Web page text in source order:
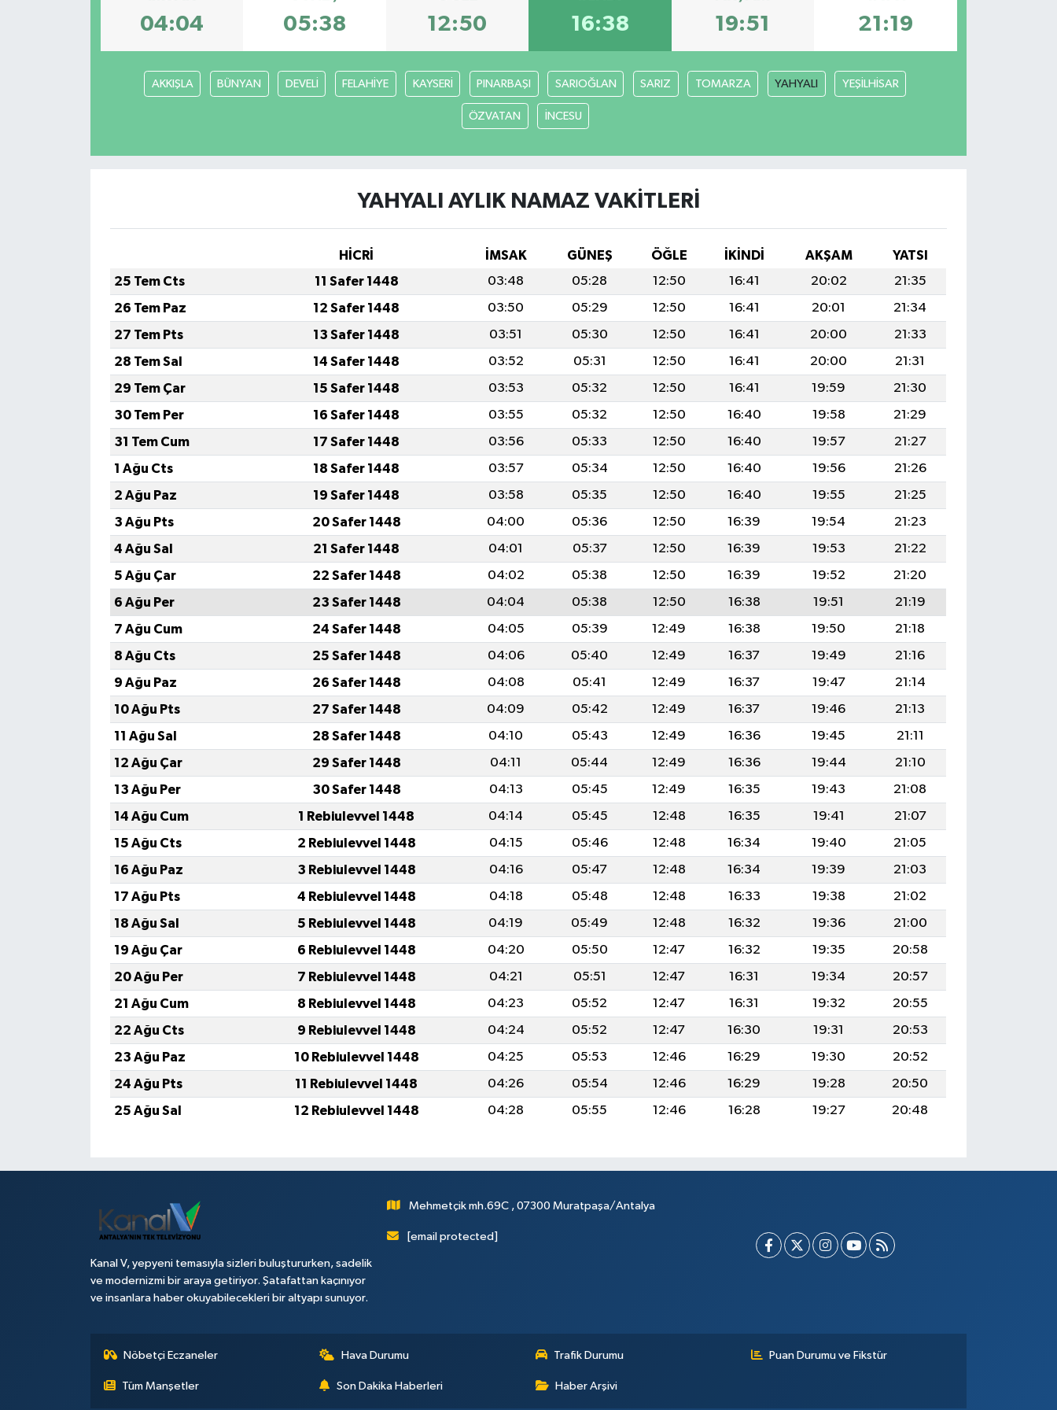
04:04 05:38 12:50 16:38 19:51 21:19
AKKIŞLA BÜNYAN DEVELİ FELAHİYE KAYSERİ PINARBAŞI SARIOĞLAN SARIZ TOMARZA YAHYALI YEŞİLHİSAR
ÖZVATAN İNCESU
YAHYALI AYLIK NAMAZ VAKITLERI
HİCRİ İMSAK GÜNEŞ ÖĞLE İKINDI AKŞAM
YATSI
25 Tem Cts
11 Safer 1448 03:48 05:28 12:50 16:41 20:02
21:35
26 Tem Paz
12 Safer 1448 03:50 05:29 12:50 16:41 20:01
21:34
27 Tem Pts
13 Safer 1448 03:51 05:30 12:50 16:41 20:00
21:33
28 Tem Sal
14 Safer 1448 03:52 05:31 12:50 16:41 20:00
21:31
29 Tem Çar
15 Safer 1448 03:53 05:32 12:50 16:41 19:59
21:30
30 Tem Per
16 Safer 1448 03:55 05:32 12:50 16:40 19:58
21:29
31 Tem Cum
17 Safer 1448 03:56 05:33 12:50 16:40 19:57
21:27
1 Ağu Cts
18 Safer 1448 03:57 05:34 12:50 16:40 19:56
21:26
2 Ağu Paz
19 Safer 1448 03:58 05:35 12:50 16:40 19:55
21:25
3 Ağu Pts
20 Safer 1448 04:00 05:36 12:50 16:39 19:54
21:23
4 Ağu Sal
21 Safer 1448 04:01 05:37 12:50 16:39 19:53
21:22
5 Ağu Çar
22 Safer 1448 04:02 05:38 12:50 16:39 19:52
21:20
6 Ağu Per
23 Safer 1448 04:04 05:38 12:50 16:38 19:51
21:19
7 Ağu Cum
24 Safer 1448 04:05 05:39 12:49 16:38 19:50
21:18
8 Ağu Cts
25 Safer 1448 04:06 05:40 12:49 16:37 19:49
21:16
9 Ağu Paz
26 Safer 1448 04:08 05:41 12:49 16:37 19:47
21:14
10 Ağu Pts
27 Safer 1448 04:09 05:42 12:49 16:37 19:46
21:13
11 Ağu Sal
28 Safer 1448 04:10 05:43 12:49 16:36 19:45
21:11
12 Ağu Çar
29 Safer 1448 04:11 05:44 12:49 16:36 19:44
21:10
13 Ağu Per
30 Safer 1448 04:13 05:45 12:49 16:35 19:43
21:08
14 Ağu Cum
1 Rebiulevvel 1448 04:14 05:45 12:48 16:35 19:41
21:07
15 Ağu Cts
2 Rebiulevvel 1448 04:15 05:46 12:48 16:34 19:40
21:05
16 Ağu Paz
3 Rebiulevvel 1448 04:16 05:47 12:48 16:34 19:39
21:03
17 Ağu Pts
4 Rebiulevvel 1448 04:18 05:48 12:48 16:33 19:38
21:02
18 Ağu Sal
5 Rebiulevvel 1448 04:19 05:49 12:48 16:32 19:36
21:00
19 Ağu Çar
6 Rebiulevvel 1448 04:20 05:50 12:47 16:32 19:35
20:58
20 Ağu Per
7 Rebiulevvel 1448 04:21 05:51 12:47 16:31 19:34
20:57
21 Ağu Cum
8 Rebiulevvel 1448 04:23 05:52 12:47 16:31 19:32
20:55
22 Ağu Cts
9 Rebiulevvel 1448 04:24 05:52 12:47 16:30 19:31
20:53
23 Ağu Paz
10 Rebiulevvel 1448 04:25 05:53 12:46 16:29 19:30
20:52
24 Ağu Pts
11 Rebiulevvel 1448 04:26 05:54 12:46 16:29 19:28
20:50
25 Ağu Sal
12 Rebiulevvel 1448 04:28 05:55 12:46 16:28 19:27 20:48
Kanal V, yepyeni temasıyla sizleri buluştururken, sadelik
ve modernizmi bir araya getiriyor. Şatafattan kaçınıyor
ve insanlara haber okuyabilecekleri bir altyapı sunuyor.
Mehmetçik mh.69C , 07300 Muratpaşa/Antalya
[email protected]
Nöbetçi Eczaneler Hava Durumu Trafik Durumu Puan Durumu ve Fikstür
Tüm Manşetler Son Dakika Haberleri Haber Arşivi
Sosyal medya
Televizyon